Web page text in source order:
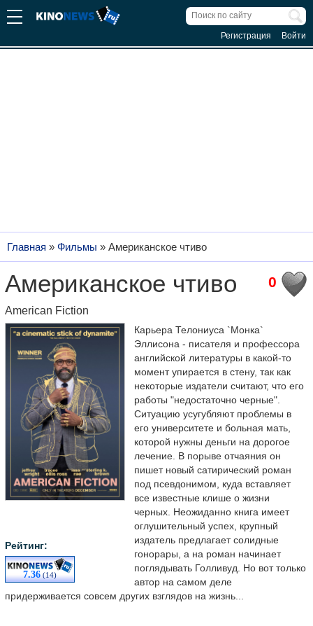
Регистрация Войти
Главная » Фильмы » Американское чтиво
0
Американское чтиво
American Fiction
Рейтинг:
7.36 (14)
Карьера Телониуса `Монка`
Эллисона - писателя и профессора
английской литературы в какой-то
момент упирается в стену, так как
некоторые издатели считают, что его
работы "недостаточно черные".
Ситуацию усугубляют проблемы в
его университете и больная мать,
которой нужны деньги на дорогое
лечение. В порыве отчаяния он
пишет новый сатирический роман
под псевдонимом, куда вставляет
все известные клише о жизни
черных. Неожиданно книга имеет
оглушительный успех, крупный
издатель предлагает солидные
гонорары, а на роман начинает
поглядывать Голливуд. Но вот только
автор на самом деле
придерживается совсем других взглядов на жизнь...